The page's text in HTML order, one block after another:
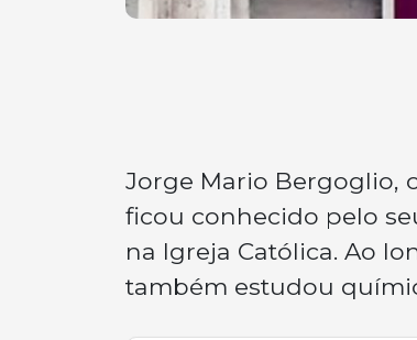
Jorge Mario Bergoglio,
ficou conhecido pelo
na Igreja Católica. Ao
também estudou